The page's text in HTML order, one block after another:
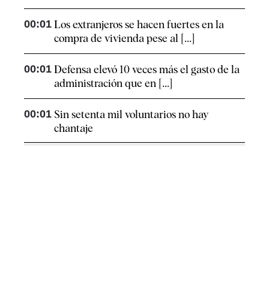
00:01 Los extranjeros se hacen fuertes en la
compra de vivienda pese al [...]
00:01 Defensa elevó 10 veces más el gasto de la
administración que en [...]
00:01 Sin setenta mil voluntarios no hay
chantaje